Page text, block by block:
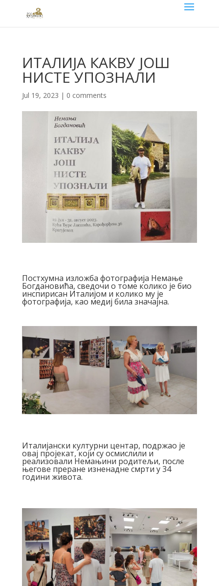
ИТАЛИЈА КАКВУ ЈОШ
НИСТЕ УПОЗНАЛИ
Jul 19, 2023 | 0 comments
Постхумна изложба фотографија Немање
Богдановића, сведочи о томе колико је био
инспирисан Италијом и колико му је
фотографија, као медиј била значајна.
Италијански културни центар, подржао је
овај пројекат, који су осмислили и
реализовали Немањини родитељи, после
његове преране изненадне смрти у 34
години живота.